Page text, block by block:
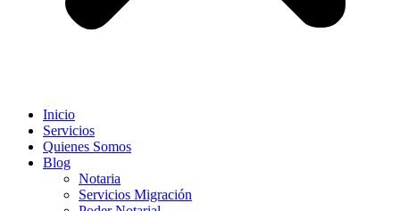
Inicio
Servicios
Quienes Somos
Blog
Notaria
Servicios Migración